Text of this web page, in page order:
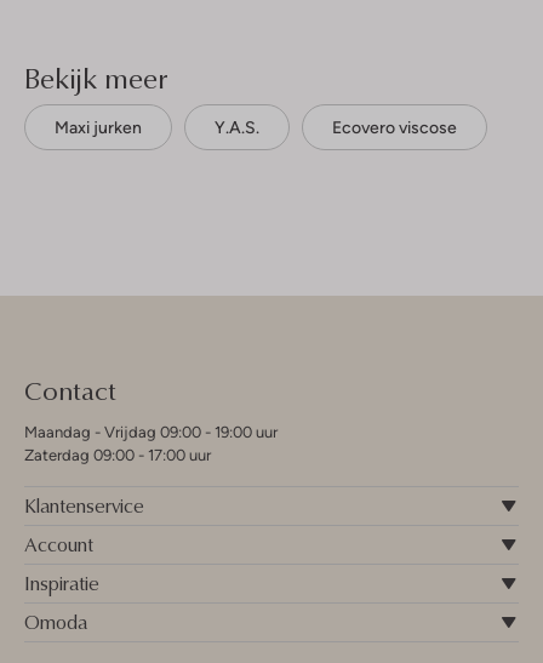
Bekijk meer
Maxi jurken Y.a.s. Ecovero viscose
Contact
Maandag - Vrijdag 09:00 - 19:00 uur
Zaterdag 09:00 - 17:00 uur
Klantenservice
Account
Inspiratie
Omoda